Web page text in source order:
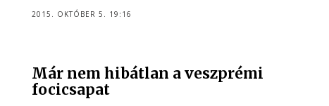
2015. OKTÓBER 5. 19:16
Már nem hibátlan a veszprémi
focicsapat